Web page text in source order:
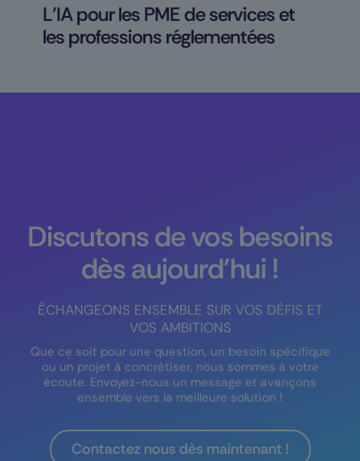
L’IA pour les PME de services et
les professions réglementées
Discutons de vos besoins
dès aujourd’hui !
ÉCHANGEONS ENSEMBLE SUR VOS DÉFIS ET
VOS AMBITIONS
Que ce soit pour une question, un besoin spécifique
ou un projet à concrétiser, nous sommes à votre
écoute. Envoyez-nous un message et avançons
ensemble vers la meilleure solution !
Contactez nous dès maintenant !